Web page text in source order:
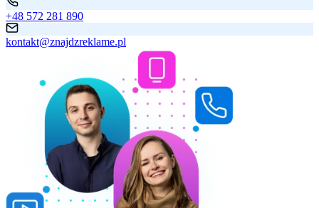
+48 572 281 890
kontakt@znajdzreklame.pl